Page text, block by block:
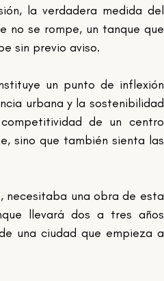
la verdadera medida del
no se rompe, un tanque que
sin previo aviso.
un punto de inflexión
urbana y la sostenibilidad
de un centro
sino que también sienta las
necesitaba una obra de esta
llevará dos a tres años
una ciudad que empieza a